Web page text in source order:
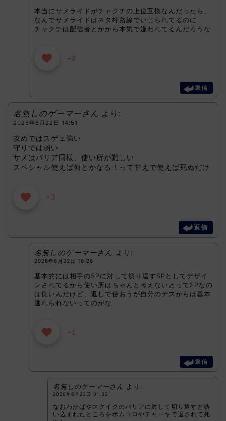
本当にサメライドがチャクチの上位互換なんだったら、
なんでサメライドはネタ枠路線でいじられてるのに
チャクチは配信者とかから本気で嫌われてるんだろうな
+3
返信
名無しのゲーマーさん より:
2026年6月22日 14:51
攻めではスゲェ強い
守りでは弱い
サメはバリア同様、使い所が難しい
スペシャル使えば何とかなる！って甘えで使えば死ぬだけ
+3
返信
名無しのゲーマーさん より:
2026年6月22日 16:26
基本的には相手のSPに対して切り返すSPとしてデザイ
ンされてるから使い所はちゃんと考えないとってSPなの
は良いんだけど、返しで使おうが自分のデスからは基本
逃れられないってのがな
+1
返信
名無しのゲーマーさん より:
2026年6月23日 01:33
なおわかばやスクイクのバリアに対して切り返すと誘
い込まれたところをボムコロやチャーキで返されて死